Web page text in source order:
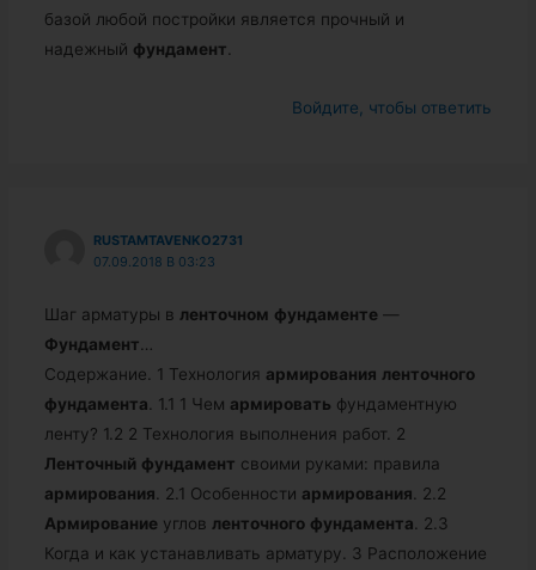
базой любой постройки является прочный и
надежный фундамент
Войдите, чтобы ответить
RUSTAMTAVENKO2731
07.09.2018 В 03:23
Шаг арматуры в ленточном фундаменте —
Фундамент…
Содержание. 1 Технология армирования ленточного
фундамента. 1.1 1 Чем армировать фундаментную
ленту? 1.2 2 Технология выполнения работ. 2
Ленточный фундамент своими руками: правила
армирования. 2.1 Особенности армирования. 2.2
Армирование углов ленточного фундамента. 2.3
Когда и как устанавливать арматуру. 3 Расположение